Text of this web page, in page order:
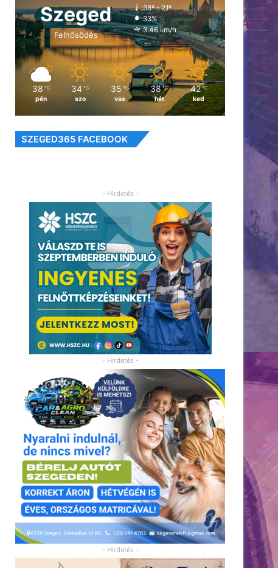
Szeged
Felhősödés
38º - 21º
33%
3.46 km/h
38 ℃
pén
34 ℃
szo
35 ℃
vas
38 ℃
hét
42 ℃
ked
SZEGED365 FACEBOOK
- Hirdetés -
- Hirdetés -
- Hirdetés -